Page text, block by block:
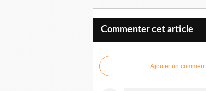
Commenter cet article
Ajouter un